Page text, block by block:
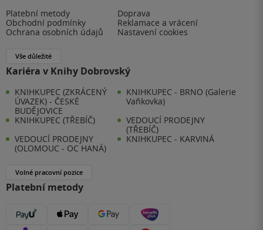
Platební metody
Doprava
Obchodní podmínky
Reklamace a vrácení
Ochrana osobních údajů
Nastavení cookies
Vše důležité
Kariéra v Knihy Dobrovský
KNIHKUPEC (ZKRÁCENÝ
ÚVAZEK) - ČESKÉ
BUDĚJOVICE
KNIHKUPEC - BRNO (Galerie
Vaňkovka)
KNIHKUPEC (TŘEBÍČ)
VEDOUCÍ PRODEJNY
(TŘEBÍČ)
VEDOUCÍ PRODEJNY
(OLOMOUC - OC HANÁ)
KNIHKUPEC - KARVINÁ
Volné pracovní pozice
Platební metody